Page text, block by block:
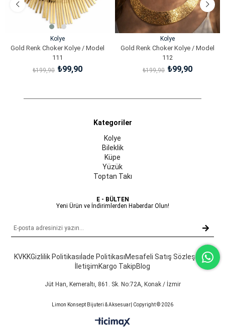
Kolye
Gold Renk Choker Kolye / Model
111
₺99,90
₺199,90
Kolye
Gold Renk Choker Kolye / Model
112
₺99,90
₺199,90
Kategoriler
Kolye
Bileklik
Küpe
Yüzük
Toptan Takı
E - BÜLTEN
Yeni Ürün ve İndirimlerden Haberdar Olun!
KVKKGizlilik Politikası İade PolitikasıMesafeli Satış Sözleşmesi
İletişimKargo TakipBlog
Jüt Han, Kemeraltı, 861. Sk. No:72A, Konak / İzmir
Limon Konsept Bijuteri & Aksesuar| Copyright © 2026